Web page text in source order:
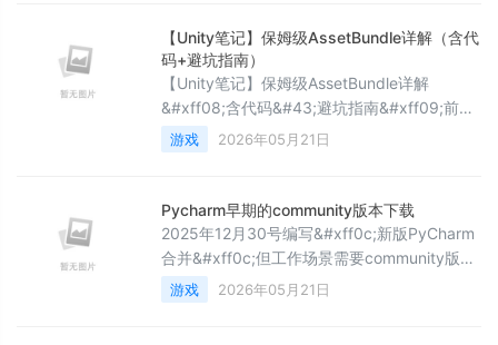
候选人的底层原理理解和实际问题解决能力。
题目列表（10道）题目1：C++中vector和list
的区别及底层实现原理题目描述：面试官
问："请详细说明C++中vector和list的区别，
包括它们的底层
【Unity笔记】保姆级AssetBundle详解（含代
码+避坑指南）
【Unity笔记】保姆级AssetBundle详解
&#xff08;含代码&#43;避坑指南&#xff09;前言
&#xff1a;AssetBundle是Unity开发中核心的资
源管理技术&#xff0c;主要用于减小安装包体
大型Unity项目必备技能。本文从基础概念、完
整流程、代码示例到最佳实践&#xff0c;全面梳
理AssetBundle知识点&#x
游戏 2026年05月21日
Pycharm早期的community版本下载
2025年12月30号编写&#xff0c;新版PyCharm
合并&#xff0c;但工作场景需要community版本
如何在当前Pycharm官网&#xff0c;下载
community版的安装软件 以pycharm-
游戏 2026年05月21日